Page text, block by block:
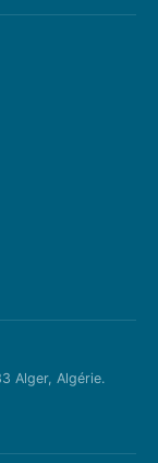
Alger, Algérie.